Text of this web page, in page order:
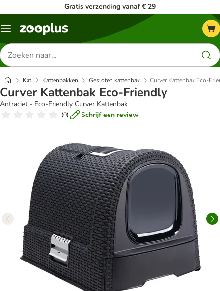
Gratis verzending vanaf € 29
Menu
Zoeken
naar
producten
Kat Kattenbakken Gesloten kattenbak Curver Kattenbak Eco-
Curver Kattenbak Eco-Friendly
Antraciet - Eco-Friendly Curver Kattenbak
(0) Schrijf een review